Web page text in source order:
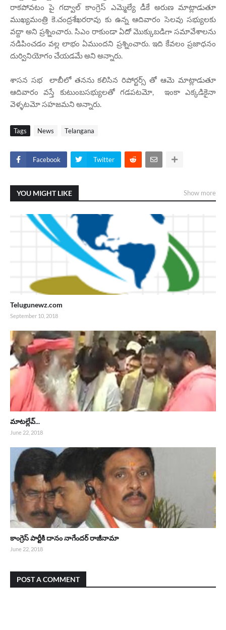
రాకపోవటం పై గద్వాల్ కాంగ్రెస్ ఎమ్మెల్యే డీకే అరుణ మాట్లాడుతూ
ముఖ్యమంత్రి కె.చంద్రశేఖరరావు కు ఉన్న ఆదివారం సెలవు సభ్యులకు
వద్దా అని ప్రశ్నించారు. సిఎం రాకుండా ఏదో మొక్కుబడిగా సమావేశాలను
నడిపించడం వల్ల లాభం ఏముందని ప్రశ్నించారు. ఇది కేవలం ప్రజాధనం
దుర్వినియోగం చేయడమే అని అన్నారు.
శాసన సభ లాబీలో తనను కలిసిన రిపోర్టర్స్ తో ఆమె మాట్లాడుతూ
ఆదివారం వస్తే కుటుంబసభ్యులతో గడపటమో, ఇంకా ఎక్కడికైనా
వెళ్ళటమో సహజమని అన్నారు.
Tags News Telangana
Facebook Twitter
YOU MIGHT LIKE Show more
Telugunewz.com
September 10, 2018
మాటల్లేవ్...
June 22, 2018
కాంగ్రెస్ పార్టీకి దానం నాగేందర్ రాజీనామా
June 22, 2018
POST A COMMENT